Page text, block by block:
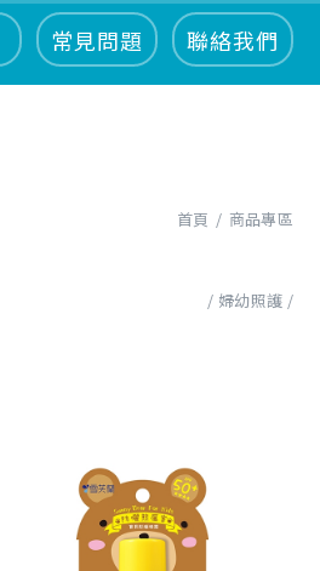
常見問題 聯絡我們
首頁 商品專區
婦幼照護